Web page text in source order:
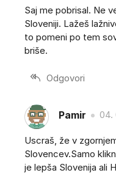
Saj me pobrisal. Ne
Sloveniji. Lažeš
to pomeni po tem
briše.
Odgovori
Pamir 04.
Uscraš, že v
Slovencev.Samo
je lepša Slovenija ali